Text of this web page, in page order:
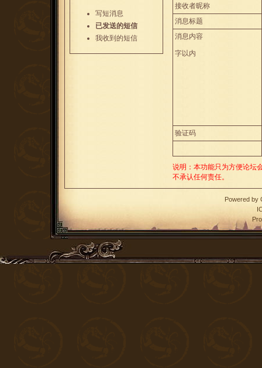
写短消息
已发送的短信
我收到的短信
接收者昵称
消息标题
消息内容
字以内
验证码
说明：本功能只为方便论坛
不承认任何责任。
Powered by